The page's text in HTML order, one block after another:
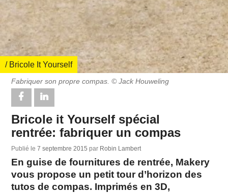
/ Bricole It Yourself
Fabriquer son propre compas. © Jack Houweling
Bricole it Yourself spécial
rentrée: fabriquer un compas
Publié le7 septembre 2015par Robin Lambert
En guise de fournitures de rentrée, Makery
vous propose un petit tour d’horizon des
tutos de compas. Imprimés en 3D,